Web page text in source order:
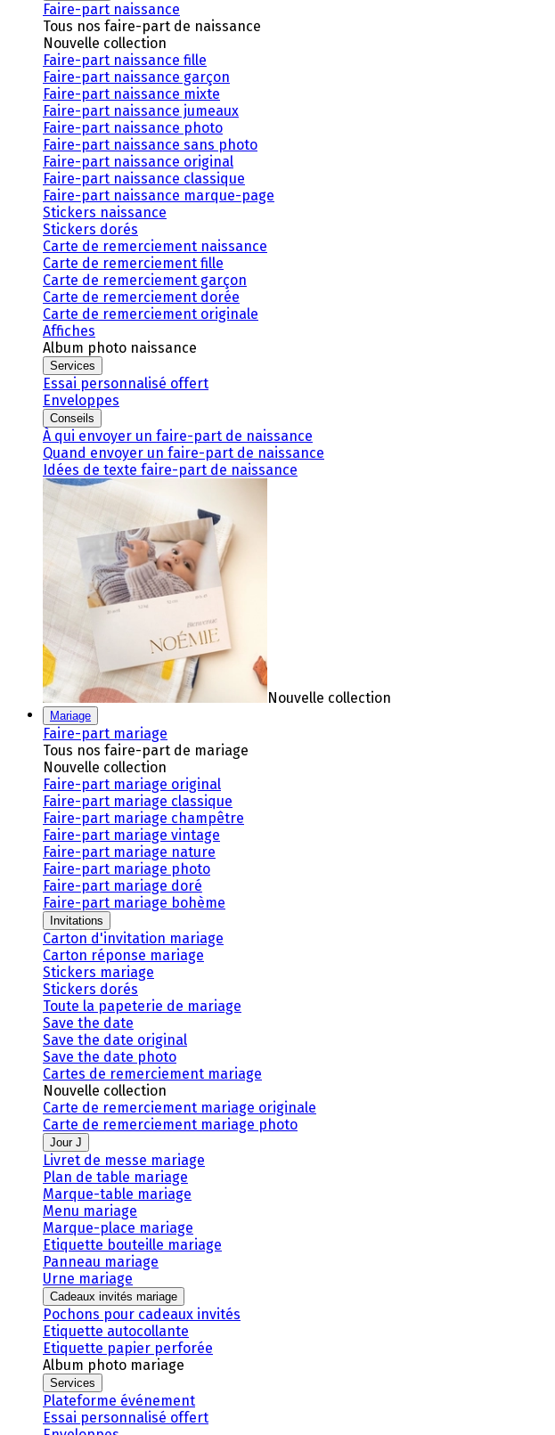
Faire-part naissance
Tous nos faire-part de naissance
Nouvelle collection
Faire-part naissance fille
Faire-part naissance garçon
Faire-part naissance mixte
Faire-part naissance jumeaux
Faire-part naissance photo
Faire-part naissance sans photo
Faire-part naissance original
Faire-part naissance classique
Faire-part naissance marque-page
Stickers naissance
Stickers dorés
Carte de remerciement naissance
Carte de remerciement fille
Carte de remerciement garçon
Carte de remerciement dorée
Carte de remerciement originale
Affiches
Album photo naissance
Services
Essai personnalisé offert
Enveloppes
Conseils
À qui envoyer un faire-part de naissance
Quand envoyer un faire-part de naissance
Idées de texte faire-part de naissance
Nouvelle collection
Mariage
Faire-part mariage
Tous nos faire-part de mariage
Nouvelle collection
Faire-part mariage original
Faire-part mariage classique
Faire-part mariage champêtre
Faire-part mariage vintage
Faire-part mariage nature
Faire-part mariage photo
Faire-part mariage doré
Faire-part mariage bohème
Invitations
Carton d'invitation mariage
Carton réponse mariage
Stickers mariage
Stickers dorés
Toute la papeterie de mariage
Save the date
Save the date original
Save the date photo
Cartes de remerciement mariage
Nouvelle collection
Carte de remerciement mariage originale
Carte de remerciement mariage photo
Jour J
Livret de messe mariage
Plan de table mariage
Marque-table mariage
Menu mariage
Marque-place mariage
Etiquette bouteille mariage
Panneau mariage
Urne mariage
Cadeaux invités mariage
Pochons pour cadeaux invités
Etiquette autocollante
Etiquette papier perforée
Album photo mariage
Services
Plateforme événement
Essai personnalisé offert